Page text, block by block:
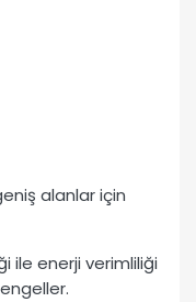
alanlar için
ile enerji verimliliği